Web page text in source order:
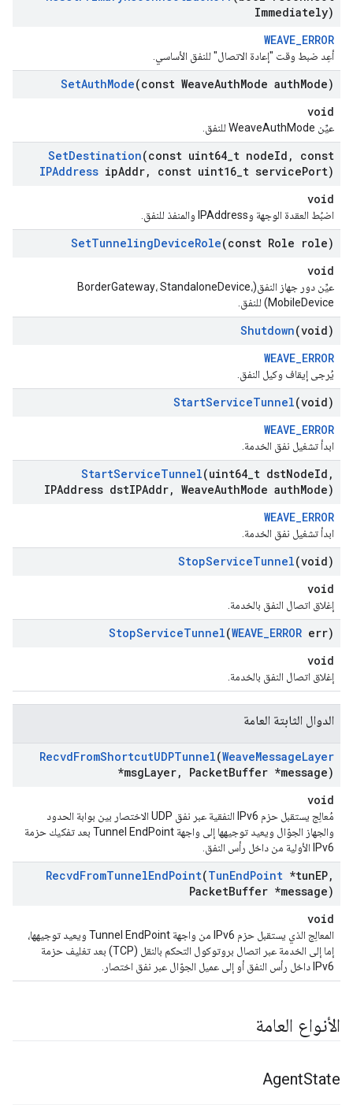
Immediately)
WEAVE_ERROR
أعِد ضبط وقت "إعادة الاتصال" للنفق الأساسي.
SetAuthMode(const WeaveAuthMode authMode)
void
عيِّن WeaveAuthMode للنفق.
SetDestination(const uint64 t nodeId ,
const
IPAddress ipAddr, const uint16 t servicePort)
void
اضبُط العقدة الوجهة وIPAddress والمنفذ للنفق.
SetTunnelingDeviceRole(const Role role)
void
عيِّن دور جهاز النفق(BorderGateway، StandaloneDevice،
MobileDevice) للنفق.
Shutdown(void)
WEAVE_ERROR
يُرجى إيقاف وكيل النفق.
StartServiceTunnel(void)
WEAVE_ERROR
ابدأ تشغيل نفق الخدمة.
StartServiceTunnel(uint64 t dstNodeId ,
IPAddress dstIPAddr, WeaveAuthMode authMode)
WEAVE_ERROR
ابدأ تشغيل نفق الخدمة.
StopServiceTunnel(void)
void
إغلاق اتصال النفق بالخدمة.
StopServiceTunnel(WEAVE_ERROR err)
void
إغلاق اتصال النفق بالخدمة.
الدوال الثابتة العامة
RecvdFromShortcutUDPTunnel(WeaveMessageLayer
*msgLayer, PacketBuffer *message)
void
مُعالِج يستقبل حزم IPv6 النفقية عبر نفق UDP الاختصار بين بوابة الحدود
والجهاز الجوّال ويعيد توجيهها إلى واجهة Tunnel EndPoint بعد تفكيك حزمة
IPv6 الأولية من داخل رأس النفق.
RecvdFromTunnelEndPoint(TunEndPoint *tunEP,
PacketBuffer *message)
void
المعالِج الذي يستقبل حزم IPv6 من واجهة Tunnel EndPoint ويعيد توجيهها،
إما إلى الخدمة عبر اتصال بروتوكول التحكم بالنقل (TCP) بعد تغليف حزمة
IPv6 داخل رأس النفق أو إلى عميل الجوّال عبر نفق اختصار.
الأنواع العامة
AgentState